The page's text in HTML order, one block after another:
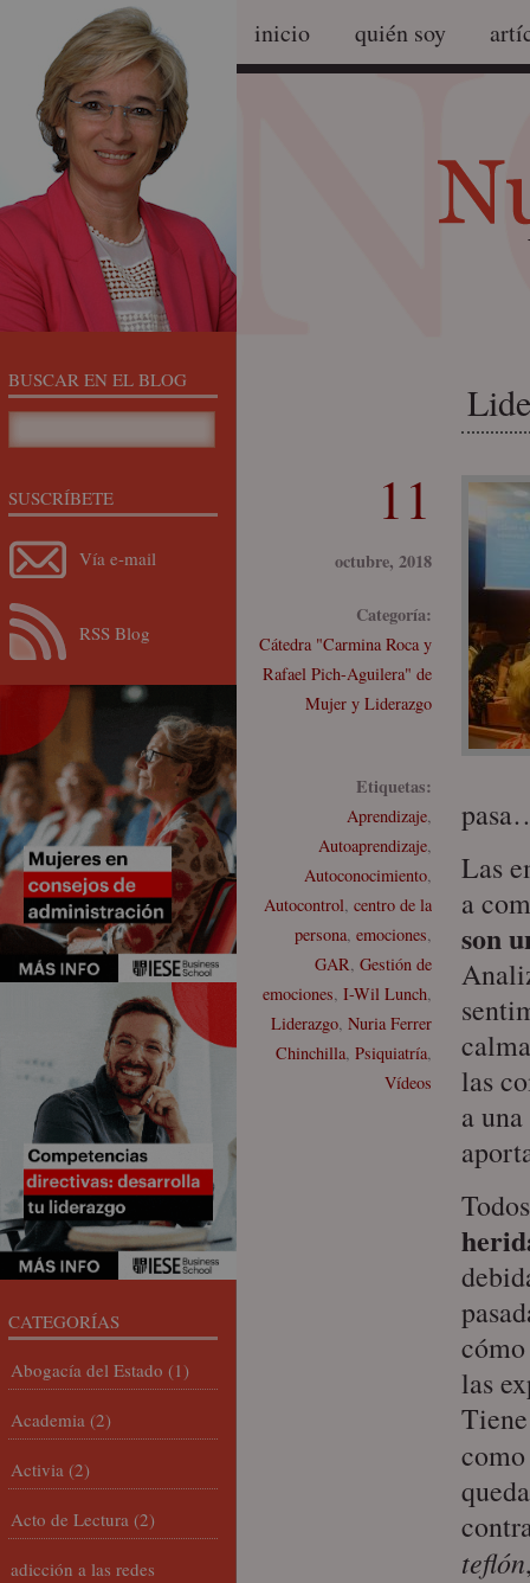
inicio quién soy
11
octubre, 2018
Categoría:
Cátedra "Carmina Roca y
Rafael Pich-Aguilera" de
Mujer y Liderazgo
Etiquetas:
Aprendizaje,
Autoaprendizaje,
Autoconocimiento,
Autocontrol, centro de la
persona, emociones,
GAR, Gestión de
emociones, I-Wil Lunch,
Liderazgo, Nuria Ferrer
Chinchilla, Psiquiatría,
Vídeos
Las
a
son
las
a
las
teflón
BUSCAR EN EL BLOG
SUSCRÍBETE
Vía e-mail
RSS Blog
CATEGORÍAS
Abogacía del Estado (1)
Academia (2)
Activia (2)
Acto de Lectura (2)
adicción a las redes